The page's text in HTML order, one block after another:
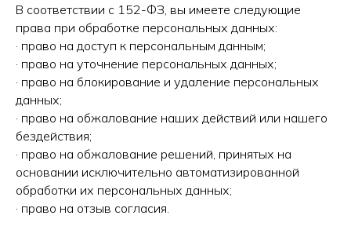
В соответствии с 152-ФЗ, вы имеете следующие
права при обработке персональных данных:
· право на доступ к персональным данным;
· право на уточнение персональных данных;
· право на блокирование и удаление персональных
данных;
· право на обжалование наших действий или нашего
бездействия;
· право на обжалование решений, принятых на
основании исключительно автоматизированной
обработки их персональных данных;
· право на отзыв согласия.